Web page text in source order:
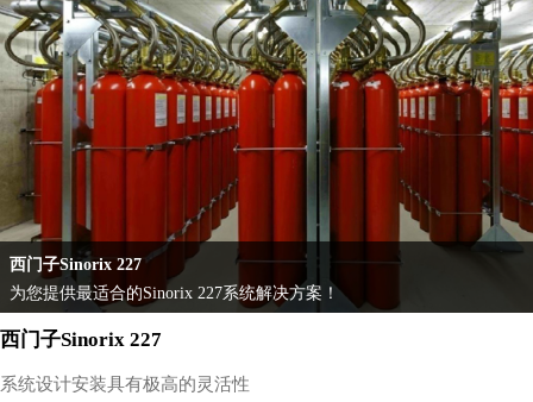
西门子Sinorix 227
为您提供最适合的Sinorix 227系统解决方案！
西门子Sinorix 227
系统设计安装具有极高的灵活性